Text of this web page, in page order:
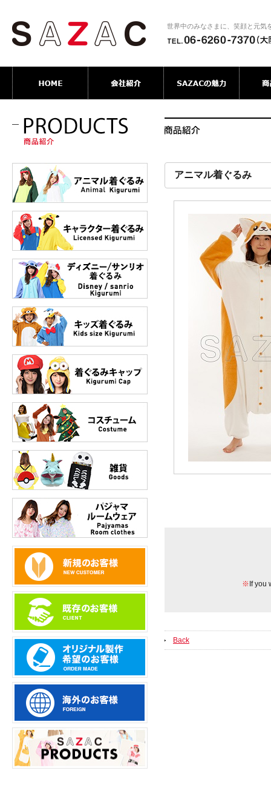
世界中のみなさまに、笑顔と元気
アニマル着ぐるみ
※ If you
Back